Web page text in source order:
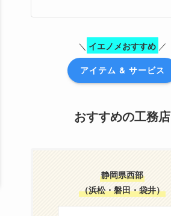
＼ イエノメおすすめ ／
アイテム & サービス
おすすめの工務店
静岡県西部
（浜松・磐田・袋井）